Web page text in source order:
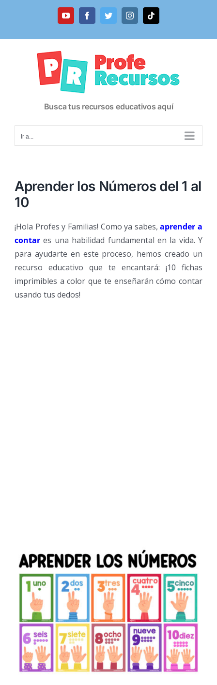
YouTubeFacebookTwitterInstagramTiktok
Busca tus recursos educativos aquí
Ir a...
Aprender los Números del 1 al
10
¡Hola Profes y Familias! Como ya sabes,aprender a
contar es una habilidad fundamental en la vida. Y
para ayudarte en este proceso, hemos creado un
recurso educativo que te encantará: ¡10 fichas
imprimibles a color que te enseñarán cómo contar
usando tus dedos!